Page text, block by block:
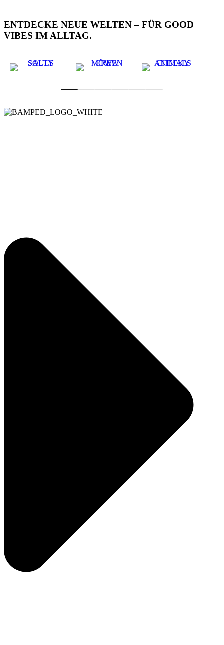
ENTDECKE NEUE WELTEN – FÜR GOOD
VIBES IM ALLTAG.